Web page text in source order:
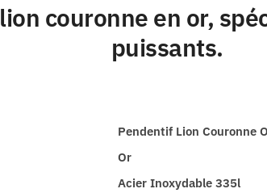
couronne en or,
puissants.
Pendentif Lion Couronne
Or
Acier Inoxydable